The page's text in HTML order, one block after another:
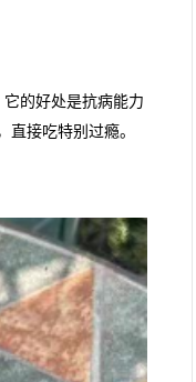
的好处是抗病能力
直接吃特别过瘾。